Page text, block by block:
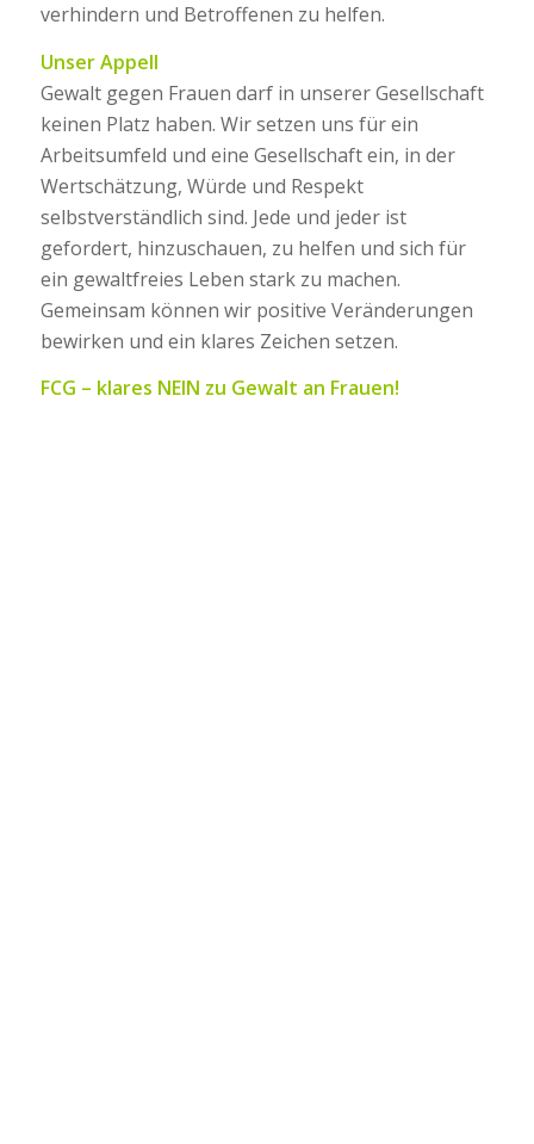
verhindern und Betroffenen zu helfen.
Unser Appell
Gewalt gegen Frauen darf in unserer Gesellschaft
keinen Platz haben. Wir setzen uns für ein
Arbeitsumfeld und eine Gesellschaft ein, in der
Wertschätzung, Würde und Respekt
selbstverständlich sind. Jede und jeder ist
gefordert, hinzuschauen, zu helfen und sich für
ein gewaltfreies Leben stark zu machen.
Gemeinsam können wir positive Veränderungen
bewirken und ein klares Zeichen setzen.
FCG – klares NEIN zu Gewalt an Frauen!